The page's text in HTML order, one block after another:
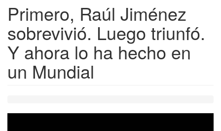
Primero, Raúl Jiménez
sobrevivió. Luego triunfó.
Y ahora lo ha hecho en
un Mundial